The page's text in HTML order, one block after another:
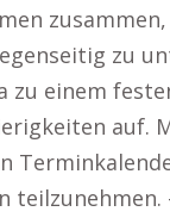
zu
zu einem
auf.
teilzunehmen.